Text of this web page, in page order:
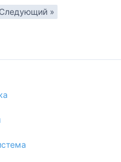
Следующий »